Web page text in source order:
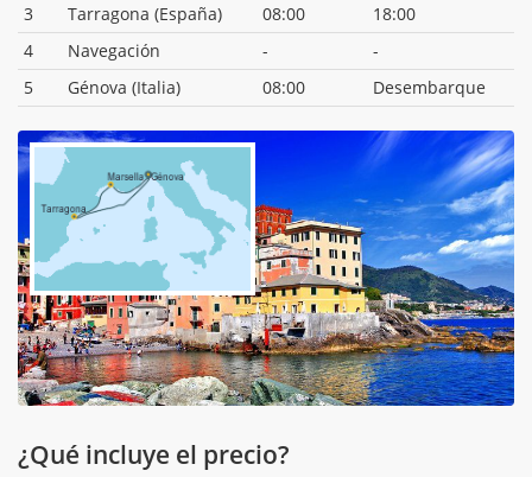
3 Tarragona (España) 08:00
18:00
4
Navegación -
-
5
Génova (Italia) 08:00 Desembarque
¿Qué incluye el precio?